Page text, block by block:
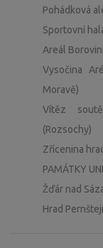
Pohádková
Sportovní
Areál
Vysočina
Moravě)
Vítěz
(Rozsochy)
Zřícenina
PAMÁTKY
Žďár nad
Hrad